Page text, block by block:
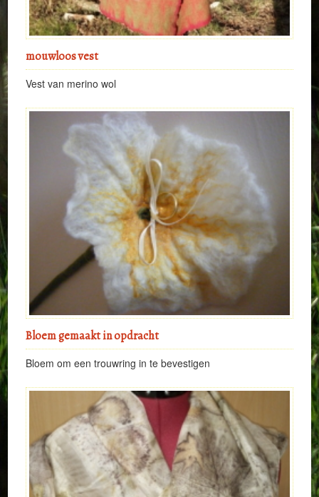
mouwloos vest
Vest van merino wol
Bloem gemaakt in opdracht
Bloem om een trouwring in te bevestigen